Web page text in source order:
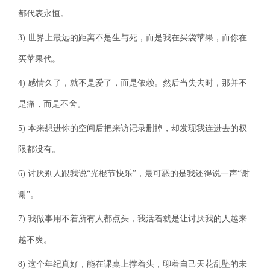
都代表永恒。
3) 世界上最远的距离不是生与死，而是我在买袋苹果，而你在
买苹果代。
4) 感情久了，就不是爱了，而是依赖。然后当失去时，那并不
是痛，而是不舍。
5) 本来想进你的空间后把来访记录删掉，却发现我连进去的权
限都没有。
6) 讨厌别人跟我说“光棍节快乐”，最可恶的是我还得说一声“谢
谢”。
7) 我做事用不着所有人都点头，我活着就是让讨厌我的人越来
越不爽。
8) 这个年纪真好，能在课桌上撑着头，聊着自己天花乱坠的未